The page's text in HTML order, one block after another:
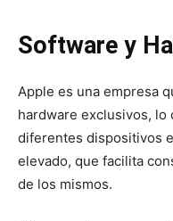
Software y
Apple es una empresa
hardware exclusivos, lo
diferentes dispositivos
elevado, que facilita
de los mismos.